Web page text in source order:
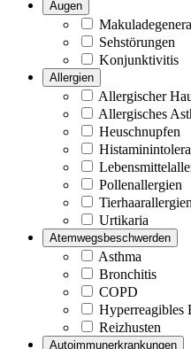
Augen
Sehstörungen
Konjunktivitis
Allergien
Allergischer
Allergisches
Heuschnupfen
Pollenallergien
Tierhaarallergien
Urtikaria
Atemwegsbeschwerden
Asthma
Bronchitis
COPD
Hyperreagibles
Reizhusten
Autoimmunerkrankungen